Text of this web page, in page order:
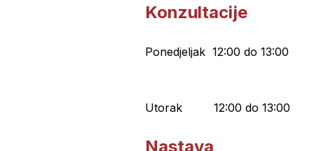
Konzultacije
Ponedjeljak 12:00 do 13:00
Utorak 12:00 do 13:00
Nastava